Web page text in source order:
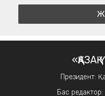
Президент:
Бас редактор: